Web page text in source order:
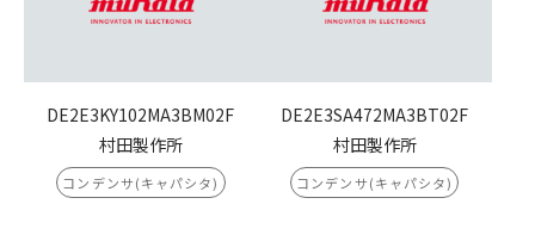
DE2E3KY102MA3BM02F
村田製作所
コンデンサ(キャパシタ)
DE2E3SA472MA3BT02F
村田製作所
コンデンサ(キャパシタ)